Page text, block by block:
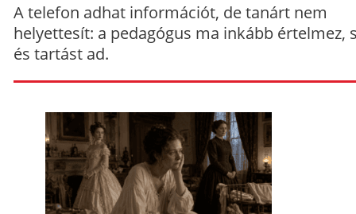
A telefon adhat információt, de tanárt nem
helyettesít: a pedagógus ma inkább értelmez,
és tartást ad.